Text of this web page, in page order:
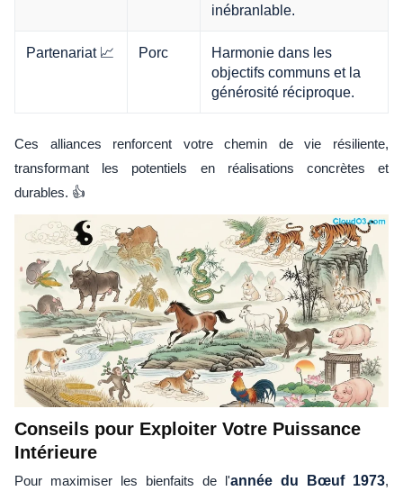
inébranlable.
Partenariat 📈 Porc
Harmonie dans les
objectifs communs et la
générosité réciproque.
Ces alliances renforcent votre chemin de vie résiliente,
transformant les potentiels en réalisations concrètes et
durables. 👍
Conseils pour Exploiter Votre Puissance
Intérieure
Pour maximiser les bienfaits de l'année du Bœuf 1973,